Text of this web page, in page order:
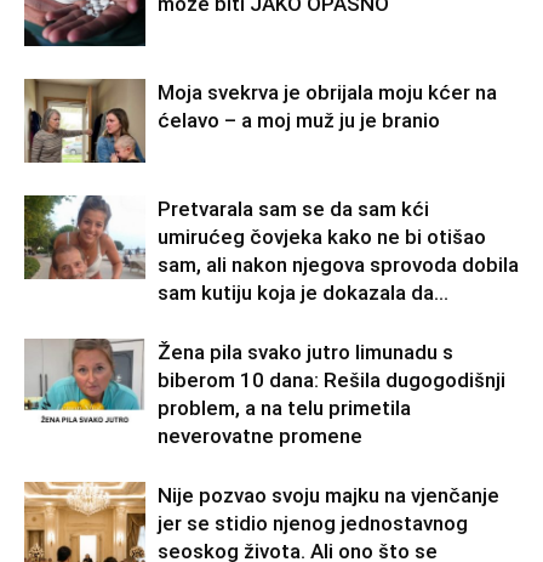
Moja svekrva je obrijala moju kćer na
ćelavo – a moj muž ju je branio
Pretvarala sam se da sam kći
umirućeg čovjeka kako ne bi otišao
sam, ali nakon njegova sprovoda dobila
sam kutiju koja je dokazala da...
Žena pila svako jutro limunadu s
biberom 10 dana: Rešila dugogodišnji
problem, a na telu primetila
neverovatne promene
Nije pozvao svoju majku na vjenčanje
jer se stidio njenog jednostavnog
seoskog života. Ali ono što se